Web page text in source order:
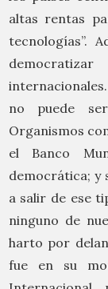
altas rentas
tecnologías”.
no puede
Organismos
el Banco
democrática; y
a salir de ese
ninguno de
harto por
fue en su